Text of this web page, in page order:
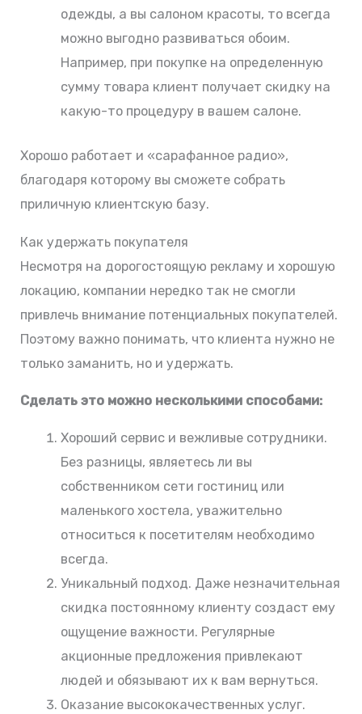
одежды, а вы салоном красоты, то всегда
можно выгодно развиваться обоим.
Например, при покупке на определенную
сумму товара клиент получает скидку на
какую-то процедуру в вашем салоне.
Хорошо работает и «сарафанное радио»,
благодаря которому вы сможете собрать
приличную клиентскую базу.
Как удержать покупателя
Несмотря на дорогостоящую рекламу и хорошую
локацию, компании нередко так не смогли
привлечь внимание потенциальных покупателей.
Поэтому важно понимать, что клиента нужно не
только заманить, но и удержать.
Сделать это можно несколькими способами:
Хороший сервис и вежливые сотрудники.
Без разницы, являетесь ли вы
собственником сети гостиниц или
маленького хостела, уважительно
относиться к посетителям необходимо
всегда.
Уникальный подход. Даже незначительная
скидка постоянному клиенту создаст ему
ощущение важности. Регулярные
акционные предложения привлекают
людей и обязывают их к вам вернуться.
Оказание высококачественных услуг.